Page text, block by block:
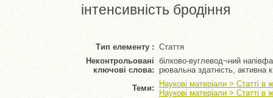
інтенсивність бродіння
Тип елементу : Стаття
Неконтрольовані
ключові слова:
білково-вуглевод¬ний
рювальна здатність, активна
Теми:
Наукові матеріали > Статті в
Наукові матеріали > Статті в